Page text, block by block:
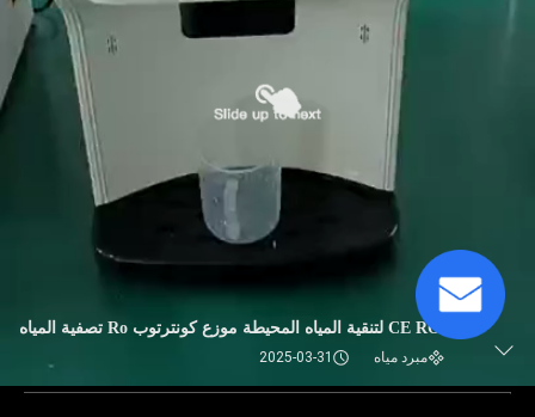
CE ROHS لتنقية المياه المحيطة موزع كونترتوب Ro تصفية المياه
مبرد مياه 2025-03-31